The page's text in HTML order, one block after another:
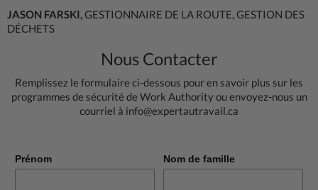
JASON FARSKI,GESTIONNAIRE DE LA ROUTE, GESTION DES
DÉCHETS
Nous Contacter
Remplissez le formulaire ci-dessous pour en savoir plus sur les
programmes de sécurité de Work Authority ou envoyez-nous un
courriel à info@expertautravail.ca
Prénom Nom de famille